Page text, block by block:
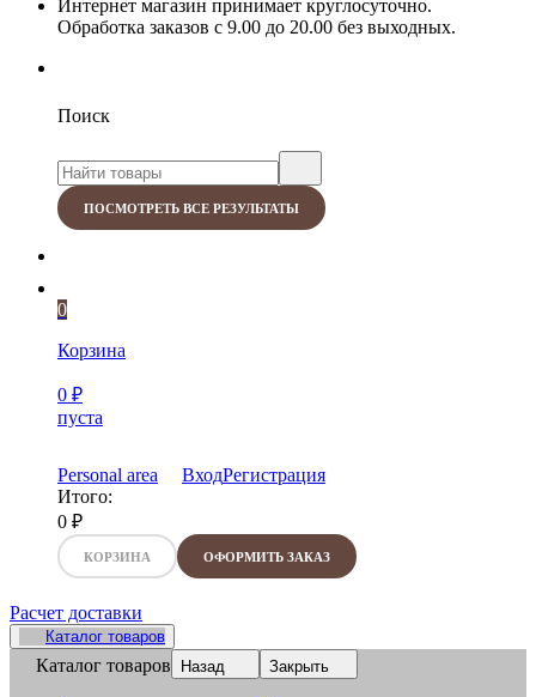
Интернет магазин принимает круглосуточно.
Обработка заказов с 9.00 до 20.00 без выходных.
Поиск
ПОСМОТРЕТЬ ВСЕ РЕЗУЛЬТАТЫ
0
Корзина
0 ₽
пуста
Personal area ВходРегистрация
Итого:
0 ₽
КОРЗИНА ОФОРМИТЬ ЗАКАЗ
Расчет доставки
Каталог товаров
Каталог товаров Назад Закрыть